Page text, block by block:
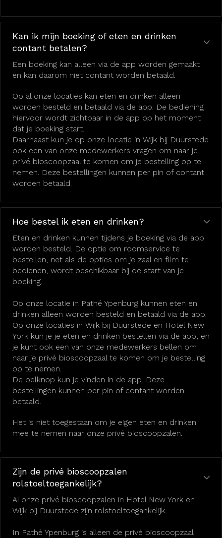
Kan ik mijn boeking of eten en drinken
contant betalen?
Een boeking kan alleen via de app worden gemaakt
en kan daarom niet contant worden betaald.
Op al onze locaties kan eten en drinken alleen
worden besteld en betaald via de app. De bediening
hiervoor wordt zichtbaar in de app op het moment
dat je boeking start.
Daarnaast kun je op onze locatie in Wijk bij Duurstede
ook een van onze medewerkers vragen om naar je
privé bioscoopzaal te komen om je bestelling op te
nemen. Deze bestellingen kunnen per pin of contant
worden betaald.
Hoe bestel ik eten en drinken?
Eten en drinken kunnen tijdens je boeking via de app
worden besteld. De optie om roomservice te
bestellen, net als de opties om je zaal en film te
bedienen, wordt beschikbaar bij de start van je
boeking.
Op onze locatie in Pathé Ypenburg kunnen eten en
drinken alleen worden besteld en betaald via de app.
Op onze locaties in Wijk bij Duurstede en Hotel New
York kun je je eten en drinken bestellen via de app, en
je kunt ook een van onze medewerkers bellen om
naar je privé bioscoopzaal te komen om je bestelling
op te nemen.
De belknop kun je vinden in de app. Deze
bestellingen kunnen per pin of contant worden
betaald.
Het is niet toegestaan om je eigen eten en drinken
mee te nemen naar onze privé bioscoopzalen.
Zijn de privé bioscoopzalen
rolstoeltoegankelijk?
Al onze privé bioscoopzalen in Hotel New York en
Wijk bij Duurstede zijn rolstoeltoegankelijk.
In Pathé Ypenburg is alleen de privé bioscoopzaal